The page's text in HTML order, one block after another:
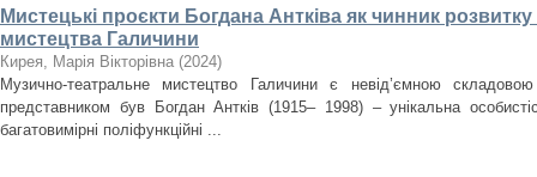
Мистецькі проєкти Богдана Антківа як чинник
мистецтва Галичини
Кирея, Марія Вікторівна (2024)
Музично-театральне мистецтво Галичини є невід’ємною
представником був Богдан Антків (1915– 1998) – унікальна
багатовимірні поліфункційні ...